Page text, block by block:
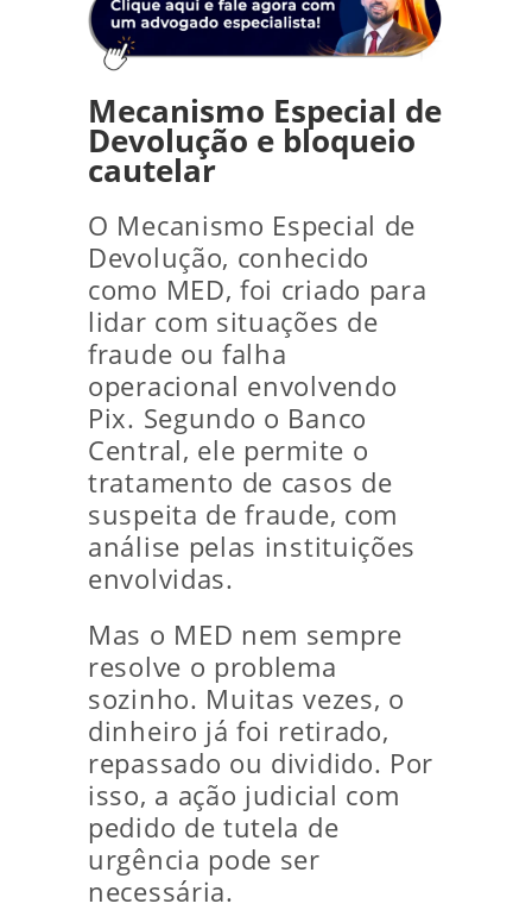
Mecanismo Especial de
Devolução e bloqueio
cautelar
O Mecanismo Especial de
Devolução, conhecido
como MED, foi criado para
lidar com situações de
fraude ou falha
operacional envolvendo
Pix. Segundo o Banco
Central, ele permite o
tratamento de casos de
suspeita de fraude, com
análise pelas instituições
envolvidas.
Mas o MED nem sempre
resolve o problema
sozinho. Muitas vezes, o
dinheiro já foi retirado,
repassado ou dividido. Por
isso, a ação judicial com
pedido de tutela de
urgência pode ser
necessária.